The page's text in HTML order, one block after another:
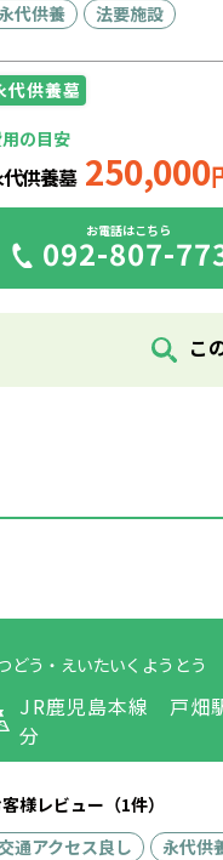
永代供養
法要施設
代供養墓
の目安
供養墓 250,000
お電話はこちら
092-807-
こ
う・えいたいくようとう
JR鹿児島本線 戸畑
分
様レビュー（1件）
通アクセス良し
永代供